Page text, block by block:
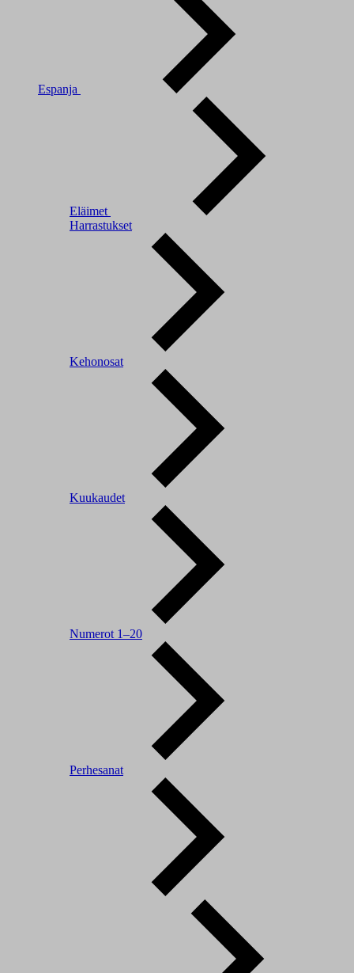
Espanja
Eläimet
Harrastukset
Kehonosat
Kuukaudet
Numerot 1–20
Perhesanat